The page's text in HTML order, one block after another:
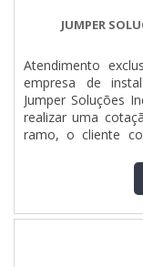
JUMPER
Atendimento
empresa de
Jumper Soluções
realizar uma
ramo, o cliente
dúvidas.Quando
elétrica industrial,
de pagamento